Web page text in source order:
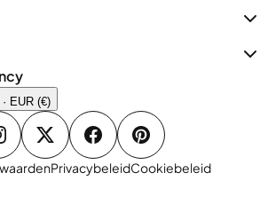
EUR (€)
PrivacybeleidCookiebeleid